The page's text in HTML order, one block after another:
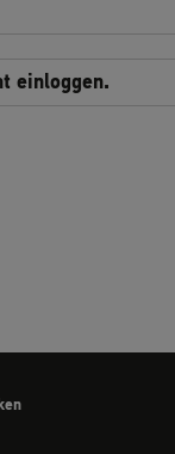
einloggen.